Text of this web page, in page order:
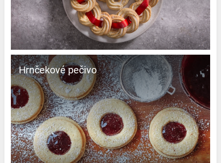
Hrnčekové pečivo